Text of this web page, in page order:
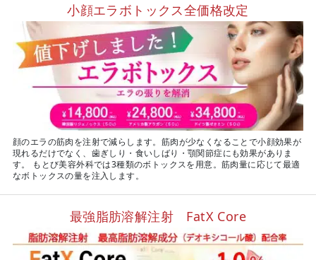
小顔エラボトックス全価格改定
顔のエラの筋肉を注射で減らします。筋肉が少なくなることで小顔効果が
現れるだけでなく、歯ぎしり・食いしばり・顎関節症にも効果がありま
す。 もとび美容外科では3種類のボトックスを用意。筋肉量に応じて最適
なボトックスの量を注入します。
最強脂肪溶解注射 FatX Core